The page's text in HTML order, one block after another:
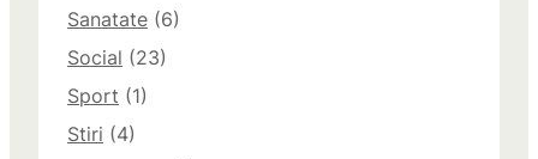
Sanatate (6)
Social (23)
Sport (1)
Stiri (4)